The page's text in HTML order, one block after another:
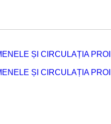
ȘI CIRCULAȚIA
ȘI CIRCULAȚIA